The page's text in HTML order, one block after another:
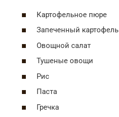
Картофельное пюре
Запеченный картофель
Овощной салат
Тушеные овощи
Рис
Паста
Гречка